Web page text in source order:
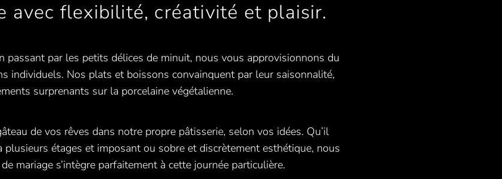
avec flexibilité, créativité et plaisir.
passant par les petits délices de minuit, nous vous approvisionnons du
individuels. Nos plats et boissons convainquent par leur saisonnalité,
surprenants sur la porcelaine végétalienne.
de vos rêves dans notre propre pâtisserie, selon vos idées. Qu’il
étages et imposant ou sobre et discrètement esthétique, nous
mariage s’intègre parfaitement à cette journée particulière.